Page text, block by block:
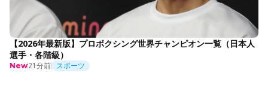
【2026年最新版】プロボクシング世界チャンピオン一覧（日本人
選手・各階級）
New21分前 スポーツ